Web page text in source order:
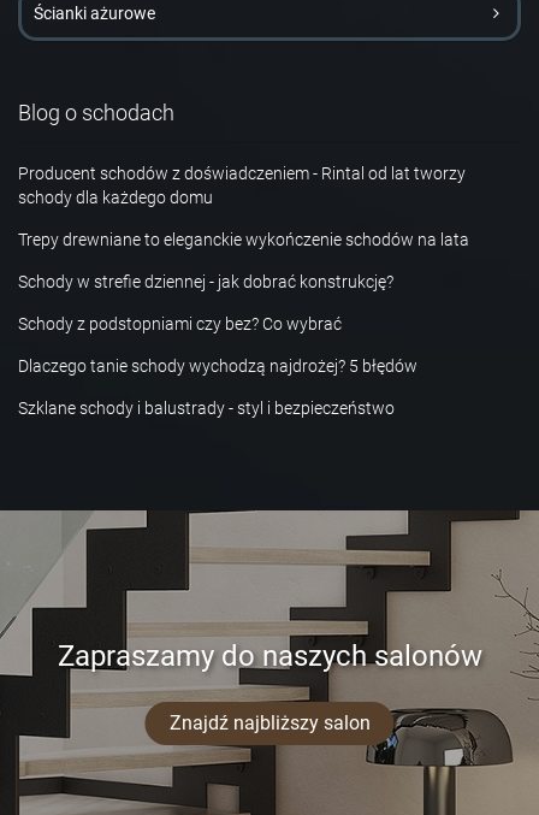
Ścianki ażurowe
Blog o schodach
Producent schodów z doświadczeniem - Rintal od lat tworzy
schody dla każdego domu
Trepy drewniane to eleganckie wykończenie schodów na lata
Schody w strefie dziennej - jak dobrać konstrukcję?
Schody z podstopniami czy bez? Co wybrać
Dlaczego tanie schody wychodzą najdrożej? 5 błędów
Szklane schody i balustrady - styl i bezpieczeństwo
Zapraszamy do naszych salonów
Znajdź najbliższy salon